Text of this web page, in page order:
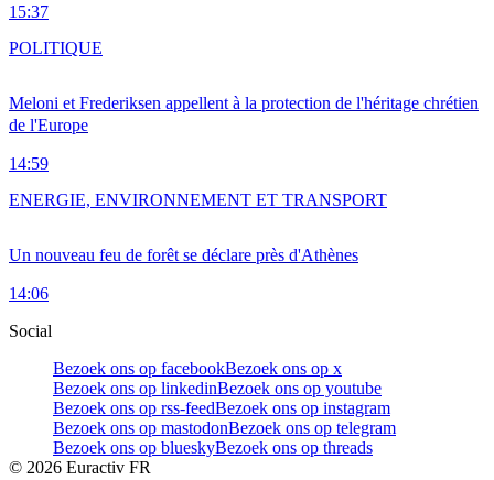
15:37
Meloni et Frederiksen appellent à la protection de l'héritage chrétien
de l'Europe
14:59
POLITIQUE
Un nouveau feu de forêt se déclare près d'Athènes
14:06
ENERGIE, ENVIRONNEMENT ET TRANSPORT
Social
Bezoek ons op facebookBezoek ons op x
Bezoek ons op linkedinBezoek ons op youtube
Bezoek ons op rss-feedBezoek ons op instagram
Bezoek ons op mastodonBezoek ons op telegram
Bezoek ons op blueskyBezoek ons op threads
© 2026 Euractiv FR